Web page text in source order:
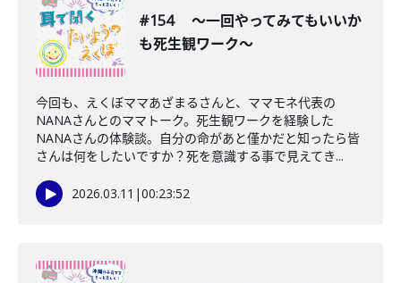
#154 〜一回やってみてもいいか
も死生観ワーク〜
今回も、えくぼママあざまるさんと、ママモネ代表の
NANAさんとのママトーク。死生観ワークを経験した
NANAさんの体験談。自分の命があと僅かだと知ったら皆
さんは何をしたいですか？死を意識する事で見えてき...
2026.03.11 |00:23:52